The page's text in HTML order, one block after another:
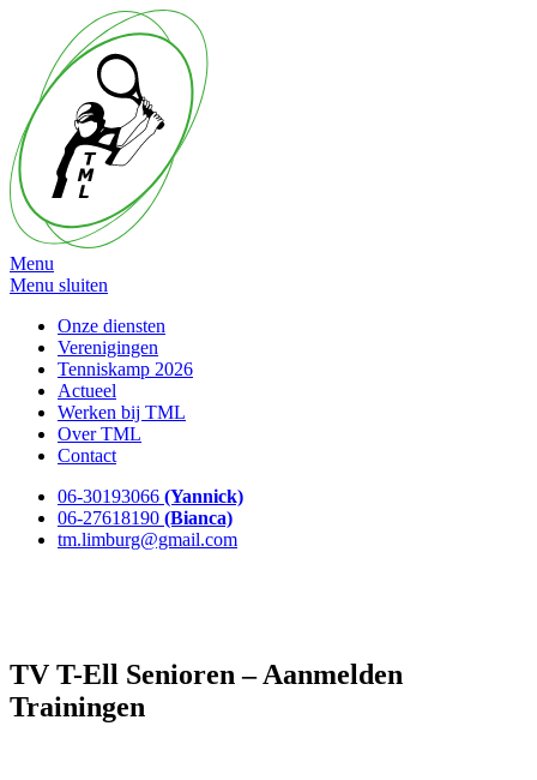
Menu
Menu sluiten
Onze diensten
Verenigingen
Tenniskamp 2026
Actueel
Werken bij TML
Over TML
Contact
06-30193066 (Yannick)
06-27618190 (Bianca)
tm.limburg@gmail.com
TV T-Ell Senioren – Aanmelden
Trainingen